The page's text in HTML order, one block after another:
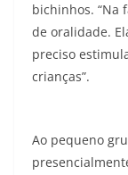
bichinhos. “Na
de oralidade.
preciso
crianças”.
Ao pequeno